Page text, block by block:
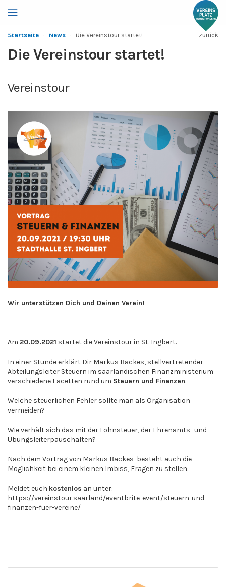
Startseite · News · Die Vereinstour startet! zurück
Die Vereinstour startet!
Vereinstour
Wir unterstützen Dich und Deinen Verein!
Am 20.09.2021 startet die Vereinstour in St. Ingbert.
In einer Stunde erklärt Dir Markus Backes, stellvertretender
Abteilungsleiter Steuern im saarländischen Finanzministerium
verschiedene Facetten rund um Steuern und Finanzen.
Welche steuerlichen Fehler sollte man als Organisation
vermeiden?
Wie verhält sich das mit der Lohnsteuer, der Ehrenamts- und
Übungsleiterpauschalten?
Nach dem Vortrag von Markus Backes besteht auch die
Möglichkeit bei einem kleinen Imbiss, Fragen zu stellen.
Meldet euch kostenlos an unter:
https://vereinstour.saarland/eventbrite-event/steuern-und-
finanzen-fuer-vereine/